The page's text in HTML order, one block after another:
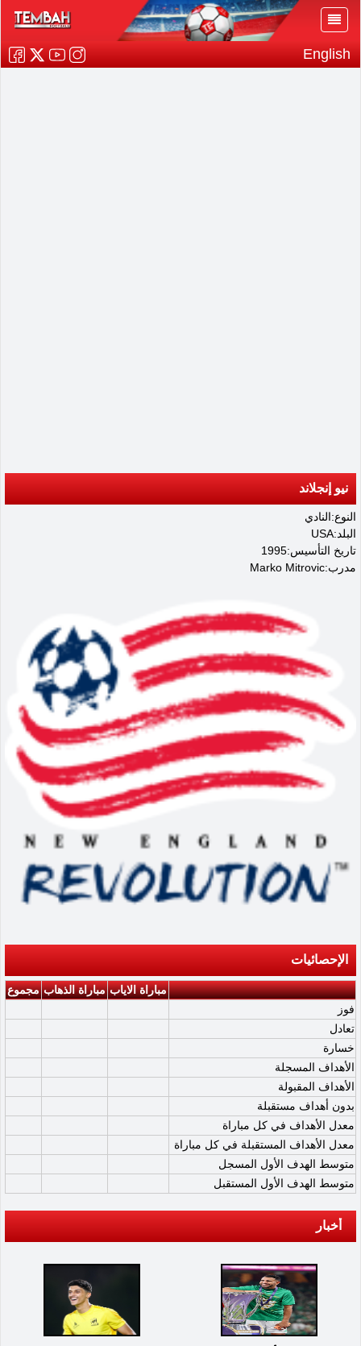
English
نيو إنجلاند
النوع:النادي
البلد:USA
تاريخ التأسيس:1995
مدرب:Marko Mitrovic
الإحصائيات
مباراة الاياب مباراة الذهاب مجموع
فوز
تعادل
خسارة
الأهداف المسجلة
الأهداف المقبولة
بدون أهداف مستقبلة
معدل الأهداف في كل مباراة
معدل الأهداف المستقبلة في كل مباراة
متوسط الهدف الأول المسجل
متوسط الهدف الأول المستقبل
أخبار